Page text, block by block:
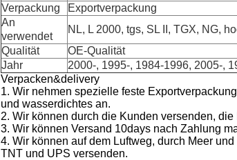
Verpackung
Exportverpackung
An
verwendet
NL, L 2000, tgs, SL II, TGX, NG,
Qualität
OE-Qualität
Jahr
2000-, 1995-, 1984-1996, 2005-,
Verpacken&delivery
1. Wir nehmen spezielle feste
und wasserdichtes an.
2. Wir können durch die Kunden versenden,
3. Wir können Versand 10days nach Zahlung
4. Wir können auf dem Luftweg, durch Meer
TNT und UPS versenden.